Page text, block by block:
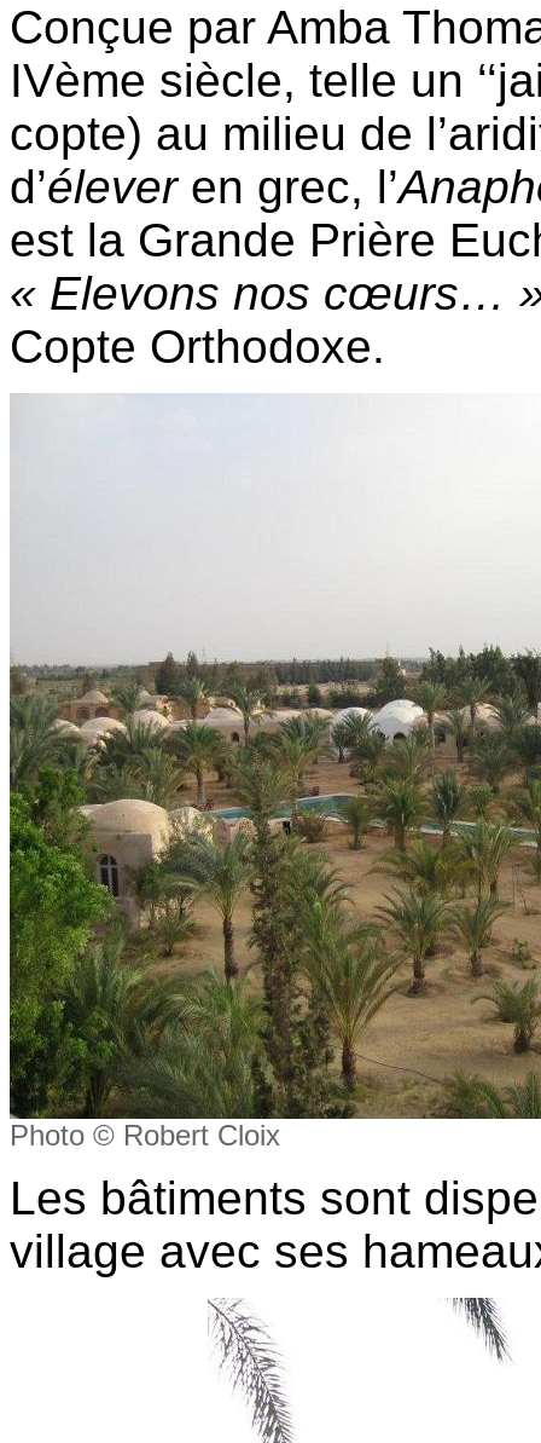
Conçue par Amba
IVème siècle, telle un
copte) au milieu de
d’éleveren grec, l’
est la Grande Prière
« Elevons nos cœurs…
Copte Orthodoxe.
Photo © Robert Cloix
Les bâtiments sont
village avec ses